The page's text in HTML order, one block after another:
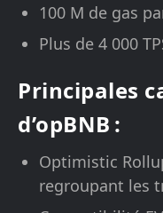
100 M de gas
Plus de 4 000
Principales
d’opBNB :
Optimistic
regroupant les